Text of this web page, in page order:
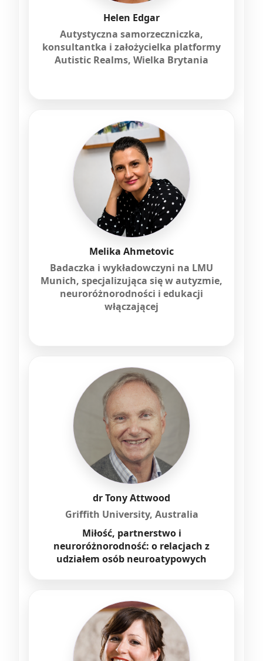
Helen Edgar
Autystyczna samorzeczniczka,
konsultantka i założycielka platformy
Autistic Realms, Wielka Brytania
Melika Ahmetovic
Badaczka i wykładowczyni na LMU
Munich, specjalizująca się w autyzmie,
neuroróżnorodności i edukacji
włączającej
dr Tony Attwood
Griffith University, Australia
Miłość, partnerstwo i
neuroróżnorodność: o relacjach z
udziałem osób neuroatypowych